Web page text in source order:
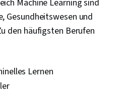
Machine Learning sind
Gesundheitswesen und
den häufigsten Berufen
Lernen